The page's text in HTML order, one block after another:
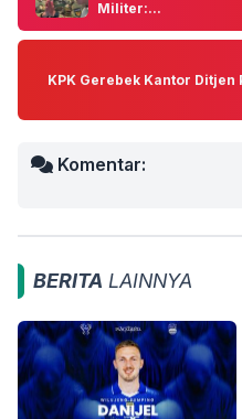
Militer:...
KPK Gerebek Kantor Ditjen
Komentar:
BERITA LAINNYA